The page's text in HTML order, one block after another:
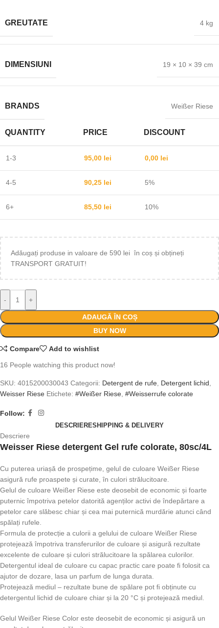
GREUTATE 4 kg
DIMENSIUNI 19 × 10 × 39 cm
BRANDS Weißer Riese
QUANTITY PRICE DISCOUNT
1-3 95,00 lei 0,00 lei
4-5 90,25 lei 5%
6+ 85,50 lei 10%
Adăugați produse in valoare de 590 lei în coș și obțineți
TRANSPORT GRATUIT!
- +
ADAUGĂ ÎN COȘ
BUY NOW
Compare Add to wishlist
16 People watching this product now!
SKU: 4015200030043 Categorii: Detergent de rufe, Detergent lichid,
Weisser Riese Etichete: #Weißer Riese, #Weisserrufe colorate
Follow:
DESCRIERESHIPPING & DELIVERY
Descriere
Weisser Riese detergent Gel rufe colorate, 80sc/4L
Cu puterea uriașă de prospețime, gelul de culoare Weißer Riese
asigură rufe proaspete și curate, în culori strălucitoare.
Gelul de culoare Weißer Riese este deosebit de economic și foarte
puternic împotriva petelor datorită agenților activi de îndepărtare a
petelor care slăbesc chiar și cea mai puternică murdărie atunci când
spălați rufele.
Formula de protecție a culorii a gelului de culoare Weißer Riese
protejează împotriva transferurilor de culoare și asigură rezultate
excelente de culoare și culori strălucitoare la spălarea culorilor.
Detergentul ideal de culoare cu capac practic care poate fi folosit ca
ajutor de dozare, lasa un parfum de lunga durata.
Protejează mediul – rezultate bune de spălare pot fi obținute cu
detergentul lichid de culoare chiar și la 20 °C și protejează mediul.
Gelul Weißer Riese Color este deosebit de economic și asigură un